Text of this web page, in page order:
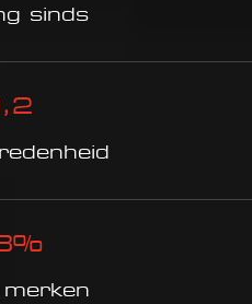
sinds
,2
%